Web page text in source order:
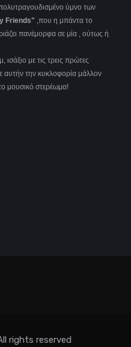
πολυτραγουδισμένο ύμνο των
Friends" ,που η μπάντα το
πανέμορφα σε μία , ούτως ή
ισάξιο με τις τρεις πρώτες
αυτήν την κυκλοφορία μάλλον
μουσικό στερέωμα!
rights reserved